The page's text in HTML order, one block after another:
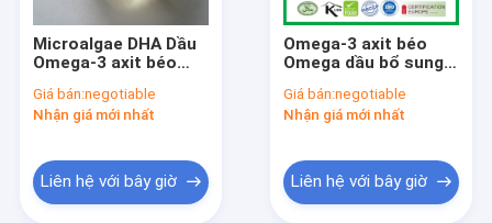
Microalgae DHA Dầu
Omega-3 axit béo
6217-54-5
Giá bán:negotiable
Nhận giá mới nhất
Liên hệ với bây giờ
Omega-3 axit béo
Omega dầu bổ sung
Microalgae DHA bột
Giá bán:negotiable
Nhận giá mới nhất
Liên hệ với bây giờ